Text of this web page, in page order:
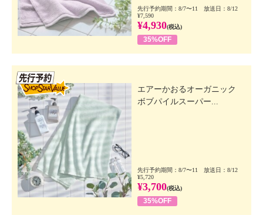
先行予約期間：8/7〜11 放送日：8/12
¥7,590
¥4,930(税込)
35%OFF
エアーかおるオーガニック
ボブパイルスーパー...
先行予約期間：8/7〜11 放送日：8/12
¥5,720
¥3,700(税込)
35%OFF